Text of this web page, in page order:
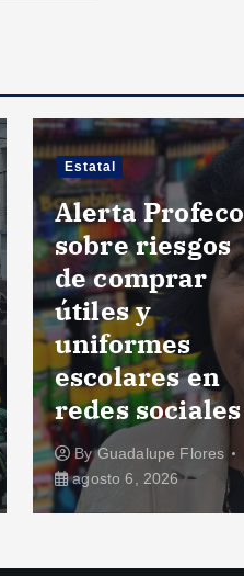
Estatal
Alerta Profeco
sobre riesgos
de comprar
útiles y
uniformes
escolares en
redes sociales
ByGuadalupe Flores
agosto 6, 2026